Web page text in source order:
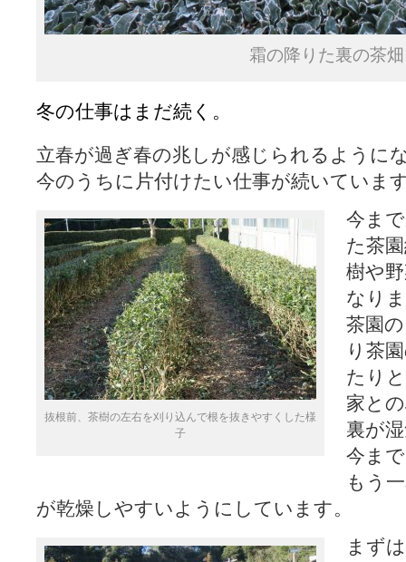
霜の降りた裏の茶畑
冬の仕事はまだ続く。
立春が過ぎ春の兆しが感じられるように
今のうちに片付けたい仕事が続いていま
抜根前、茶樹の左右を刈り込んで根を抜きやすくした様
子
今ま
た茶
樹や
なり
茶園
り茶
たり
家と
裏が
今ま
もう
が乾燥しやすいようにしています。
まず